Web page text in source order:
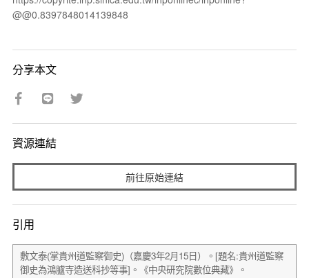
@@0.8397848014139848
分享本文
資源連結
前往原始連結
引用